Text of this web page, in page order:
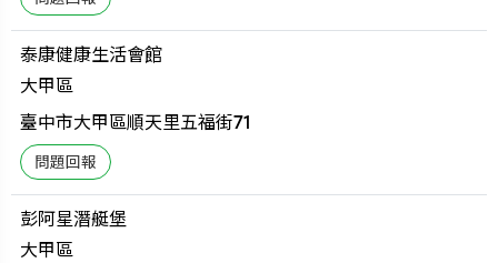
泰康健康生活會館
大甲區
臺中市大甲區順天里五福街71
彭阿星潛艇堡
大甲區